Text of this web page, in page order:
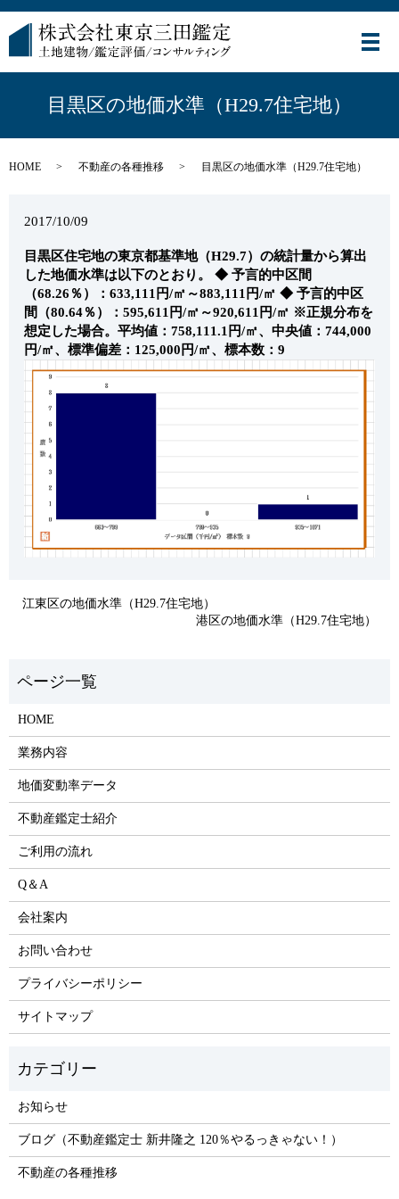
メ
目黒区の地価水準（H29.7住宅地）
HOME 不動産の各種推移 目黒区の地価水準（H29.7住宅地）
2017/10/09
目黒区住宅地の東京都基準地（H29.7）の統計量から算出
した地価水準は以下のとおり。
◆ 予言的中区間
（68.26％）：633,111円/㎡～883,111円/㎡ ◆ 予言的中区
間（80.64％）：595,611円/㎡～920,611円/㎡ ※正規分布を
想定した場合。平均値：758,111.1円/㎡、中央値：744,000
円/㎡、標準偏差：125,000円/㎡、標本数：9
江東区の地価水準（H29.7住宅地）
港区の地価水準（H29.7住宅地）
HOME
業務内容
地価変動率データ
不動産鑑定士紹介
ご利用の流れ
Q＆A
会社案内
お問い合わせ
プライバシーポリシー
サイトマップ
お知らせ
ブログ（不動産鑑定士 新井隆之 120％やるっきゃない！）
不動産の各種推移